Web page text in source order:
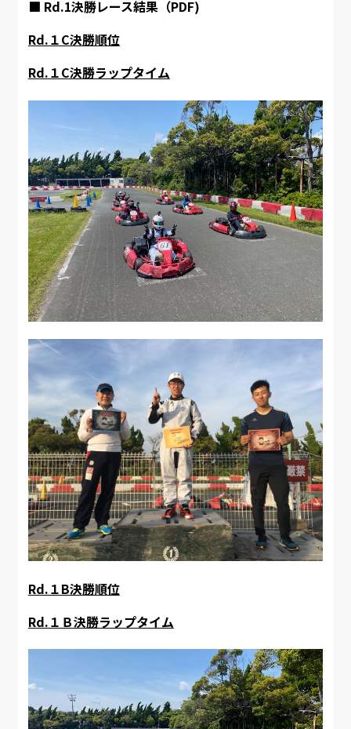
■ Rd.1決勝レース結果（PDF)
Rd.１C決勝順位
Rd.１C決勝ラップタイム
Rd.１B決勝順位
Rd.１Ｂ決勝ラップタイム